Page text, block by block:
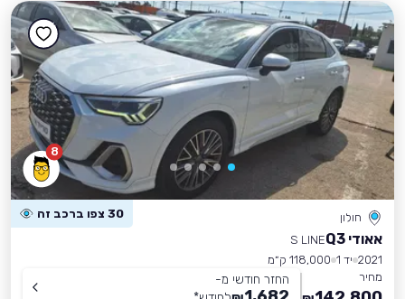
8
חולון 30 צפו ברכב זה
אאודי Q3
S LINE
2021 יד 1
118,000 ק״מ
מחיר
החזר חודשי מ-